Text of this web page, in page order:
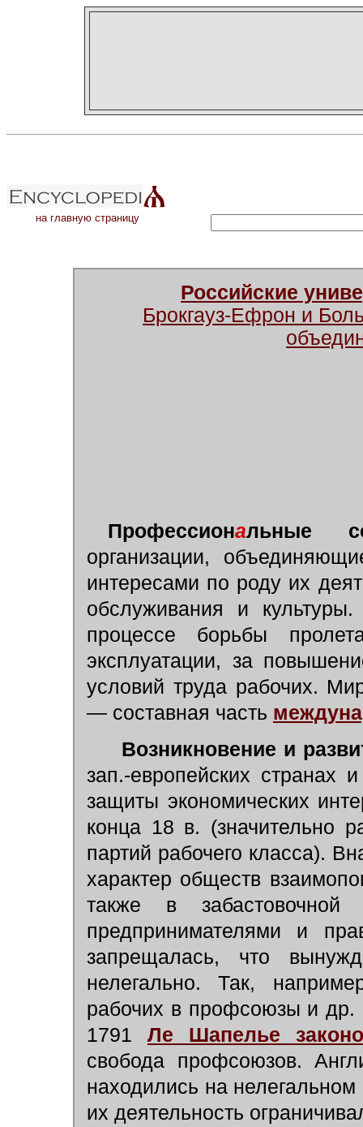
на главную страницу
Российские
Брокгауз-Ефрон и
Профессиональные
организации,
интересами по роду их
обслуживания и
процессе борьбы
эксплуатации, за
условий труда рабочих.
— составная часть
Возникновение и
зап.-европейских
защиты экономических
конца 18 в. (значительно
партий рабочего класса).
характер обществ
также в
предпринимателями и
запрещалась, что
нелегально. Так,
рабочих в профсоюзы и
1791 Ле Шапелье
свобода профсоюзов.
находились на
их деятельность